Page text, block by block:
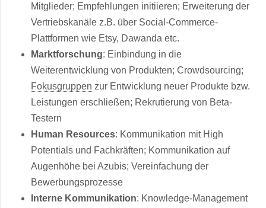
Mitglieder; Empfehlungen initiieren; Erweiterung der
Vertriebskanäle z.B. über Social-Commerce-
Plattformen wie Etsy, Dawanda etc.
Marktforschung: Einbindung in die
Weiterentwicklung von Produkten; Crowdsourcing;
Fokusgruppen zur Entwicklung neuer Produkte bzw.
Leistungen erschließen; Rekrutierung von Beta-
Testern
Human Resources: Kommunikation mit High
Potentials und Fachkräften; Kommunikation auf
Augenhöhe bei Azubis; Vereinfachung der
Bewerbungsprozesse
Interne Kommunikation: Knowledge-Management